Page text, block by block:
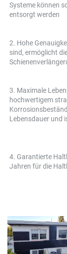
Systeme können
entsorgt werden
2. Hohe
sind, ermöglicht
3. Maximale
hochwertigem
Lebensdauer und
4. Garantierte
Jahren für die